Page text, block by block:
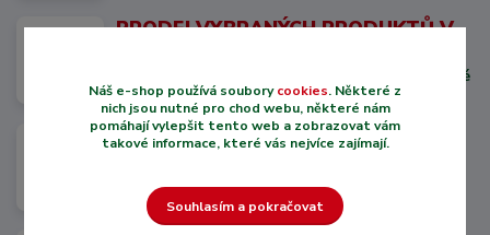
PRODEJ VYBRANÝCH PRODUKTŮ V
U nás si zakoupíte přesně takové množství jaké
potřebujete.
RECENZE ZÁKAZNÍKŮ KTEŘÍ U NÁS
Nejsme neznámý e-shop, máme historii.
Náš e-shop používá souborycookies. Některé z
nich jsou nutné pro chod webu, některé nám
pomáhají vylepšit tento web a zobrazovat vám
takové informace, které vás nejvíce zajímají.
Souhlasím a pokračovat